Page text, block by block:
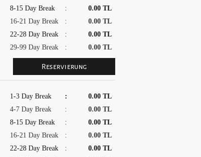
0 554 854 52 52
8-15 Day Break
:
0.00 TL
16-21 Day Break
:
0.00 TL
22-28 Day Break
:
0.00 TL
29-99 Day Break
: 0.00 TL
1-3 Day Break :
0.00 TL
4-7 Day Break
:
0.00 TL
8-15 Day Break
:
0.00 TL
16-21 Day Break
:
0.00 TL
22-28 Day Break
:
0.00 TL